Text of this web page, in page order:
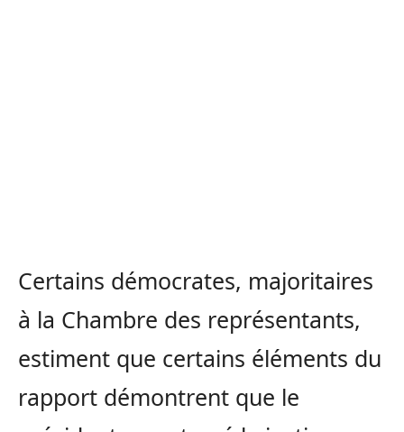
Certains démocrates, majoritaires
à la Chambre des représentants,
estiment que certains éléments du
rapport démontrent que le